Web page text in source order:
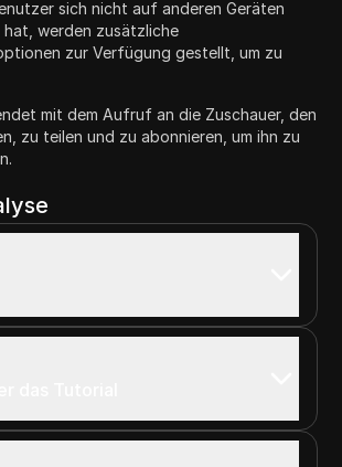
sich nicht auf anderen Geräten
hat, werden zusätzliche
zur Verfügung gestellt, um zu
mit dem Aufruf an die Zuschauer, den
zu teilen und zu abonnieren, um ihn zu